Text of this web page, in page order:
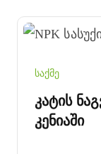
საქმე
Კატის
Კენიაში